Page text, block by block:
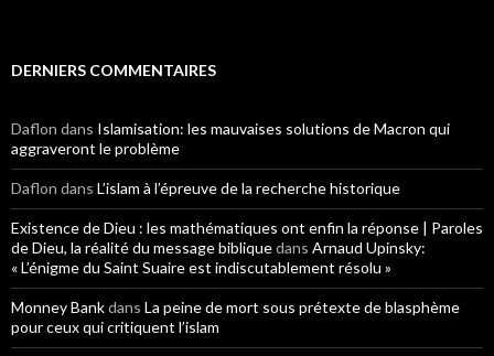
DERNIERS COMMENTAIRES
Daflon dans Islamisation: les mauvaises solutions de Macron qui
aggraveront le problème
Daflon dans L’islam à l’épreuve de la recherche historique
Existence de Dieu : les mathématiques ont enfin la réponse | Paroles
de Dieu, la réalité du message bibliquedans Arnaud Upinsky:
« L’énigme du Saint Suaire est indiscutablement résolu »
Monney Bankdans La peine de mort sous prétexte de blasphème
pour ceux qui critiquent l’islam